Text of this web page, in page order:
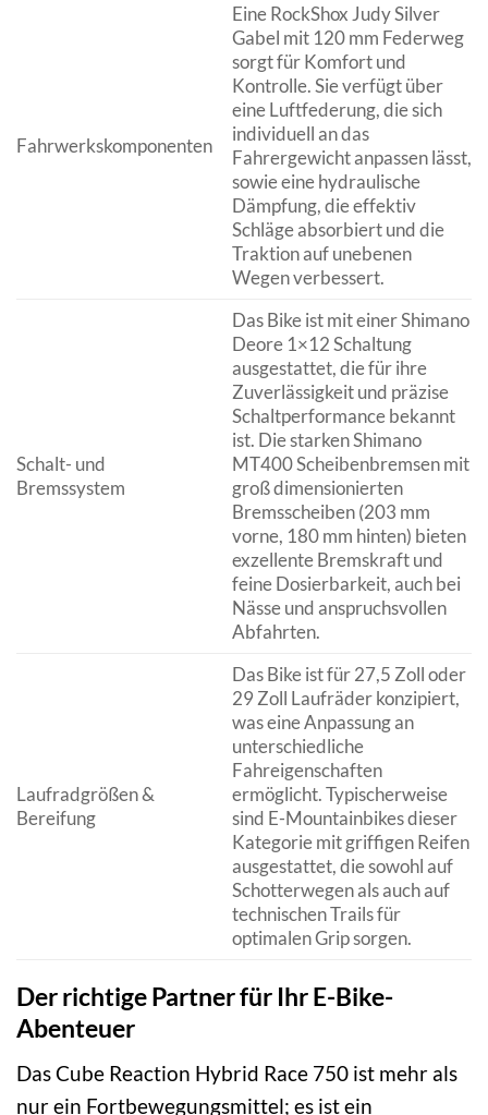
Fahrwerkskomponenten
Eine RockShox Judy Silver
Gabel mit 120 mm Federweg
sorgt für Komfort und
Kontrolle. Sie verfügt über
eine Luftfederung, die sich
individuell an das
Fahrergewicht anpassen lässt,
sowie eine hydraulische
Dämpfung, die effektiv
Schläge absorbiert und die
Traktion auf unebenen
Wegen verbessert.
Schalt- und
Bremssystem
Das Bike ist mit einer Shimano
Deore 1×12 Schaltung
ausgestattet, die für ihre
Zuverlässigkeit und präzise
Schaltperformance bekannt
ist. Die starken Shimano
MT400 Scheibenbremsen mit
groß dimensionierten
Bremsscheiben (203 mm
vorne, 180 mm hinten) bieten
exzellente Bremskraft und
feine Dosierbarkeit, auch bei
Nässe und anspruchsvollen
Abfahrten.
Laufradgrößen &
Bereifung
Das Bike ist für 27,5 Zoll oder
29 Zoll Laufräder konzipiert,
was eine Anpassung an
unterschiedliche
Fahreigenschaften
ermöglicht. Typischerweise
sind E-Mountainbikes dieser
Kategorie mit griffigen Reifen
ausgestattet, die sowohl auf
Schotterwegen als auch auf
technischen Trails für
optimalen Grip sorgen.
Der richtige Partner für Ihr E-Bike-
Abenteuer
Das Cube Reaction Hybrid Race 750 ist mehr als
nur ein Fortbewegungsmittel; es ist ein